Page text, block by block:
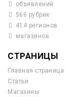
объявлений
566 рубрик
414 регионов
магазинов
СТРАНИЦЫ
Главная страница
Статьи
Магазины